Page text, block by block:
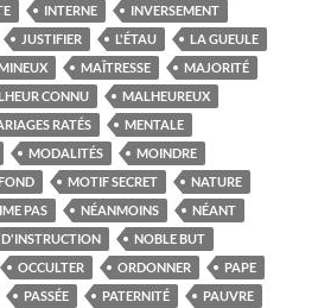
INTERNE
INVERSEMENT
JUSTIFIER L'ÉTAU
LA GUEULE
MAÎTRESSE
MAJORITÉ
CONNU
MALHEUREUX
RATÉS
MENTALE
MODALITÉS
MOINDRE
MOTIF SECRET
NATURE
PAS NÉANMOINS
NÉANT
NOBLE BUT
OCCULTER ORDONNER
PAPE
PASSÉE PATERNITÉ
PAUVRE